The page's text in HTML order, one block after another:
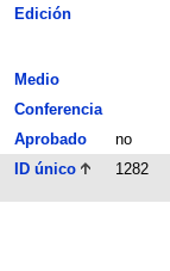
Edición
Medio
Conferencia
Aprobado
no
ID único 1282